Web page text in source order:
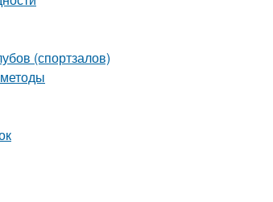
(спортзалов)